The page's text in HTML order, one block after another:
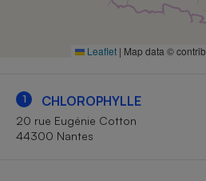
Leaflet | Map data ©
1 CHLOROPHYLLE
20 rue Eugénie Cotton
44300 Nantes